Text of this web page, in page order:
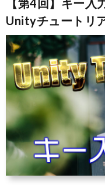
【第4回】キー入
Unityチュートリ